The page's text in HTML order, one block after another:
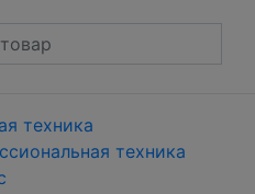
техника
техника